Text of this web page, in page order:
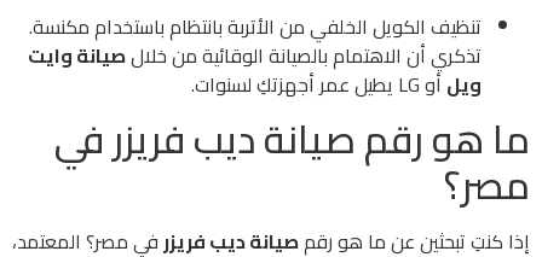
تنظيف الكويل الخلفي من الأتربة بانتظام باستخدام مكنسة.
تذكري أن الاهتمام بالصيانة الوقائية من خلالصيانة وايت
ويلأو LG يطيل عمر أجهزتكِ لسنوات.
ما هو رقم صيانة ديب فريزر في
مصر؟
إذا كنتِ تبحثين عن ما هو رقمصيانة ديب فريزر في مصر؟ المعتمد،